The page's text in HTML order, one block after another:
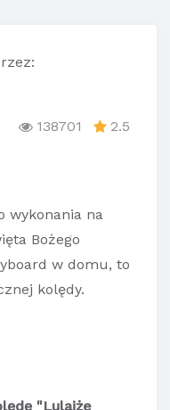
138701 2.5
wykonania na
Bożego
w domu, to
kolędy.
"Lulajże